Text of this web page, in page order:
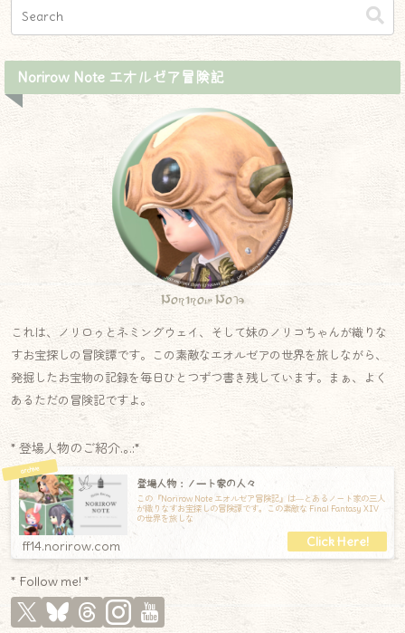
Norirow Note エオルゼア冒険記
Norirow Note
これは、ノリロゥとネミングウェイ、そして妹のノリコちゃんが織りな
すお宝探しの冒険譚です。この素敵なエオルゼアの世界を旅しながら、
発掘したお宝物の記録を毎日ひとつずつ書き残しています。まぁ、よく
あるただの冒険記ですよ。
* 登場人物のご紹介.｡.:*
登場人物：ノート家の人々
この『Norirow Note エオルゼア冒険記』は―とあるノート家の三人
が織りなすお宝探しの冒険譚です。この素敵な Final Fantasy XIV
の世界を旅しな
ff14.norirow.com
* Follow me! *